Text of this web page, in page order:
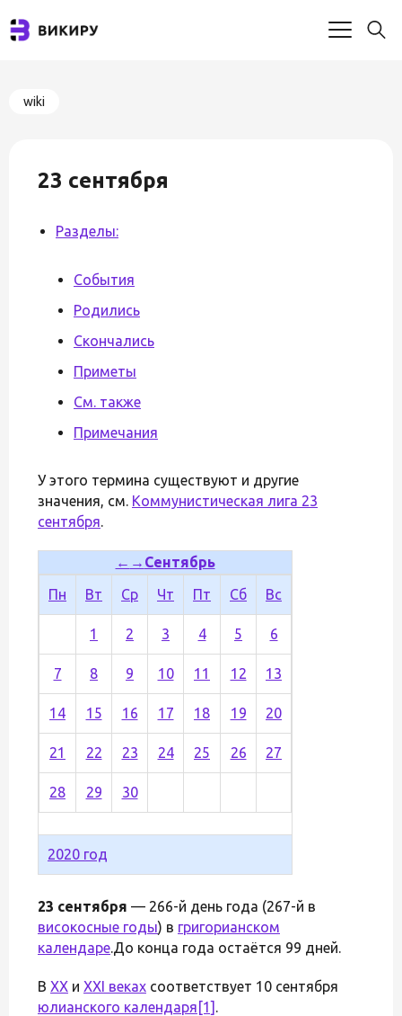
wiki
23 сентября
Разделы:
События
Родились
Скончались
Приметы
См. также
Примечания
У этого термина существуют и другие
значения, см. Коммунистическая лига 23
сентября.
← → Сентябрь
Пн
Вт Ср Чт Пт Сб Вс
1 2 3 4 5 6
7 8 9 10 11 12 13
14 15 16 17 18 19 20
21 22 23 24 25 26 27
28 29 30
2020 год
23 сентября — 266-й день года (267-й в
високосные годы) в григорианском
календаре.До конца года остаётся 99 дней.
В XX и XXI веках соответствует 10 сентября
юлианского календаря [1] .